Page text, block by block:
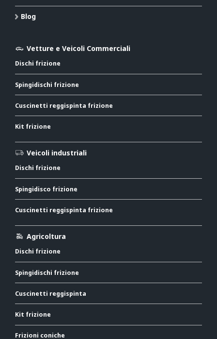
Blog
Vetture e Veicoli Commerciali
Dischi frizione
Spingidischi frizione
Cuscinetti reggispinta frizione
Kit frizione
Veicoli industriali
Dischi frizione
Spingidisco frizione
Cuscinetti reggispinta frizione
Agricoltura
Dischi frizione
Spingidischi frizione
Cuscinetti reggispinta
Kit frizione
Frizioni coniche